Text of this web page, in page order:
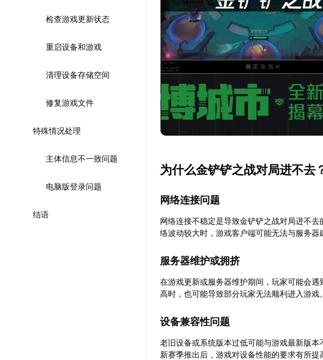
检查游戏更新状态
重启设备和游戏
清理设备存储空间
修复游戏文件
特殊情况处理
主体信息不一致问题
电脑版登录问题
结语
为什么金铲铲之战对局进不去
网络连接问题
网络连接不稳定是导致金铲铲之战对局进不
络波动较大时，游戏客户端可能无法与服务器
服务器维护或拥挤
在游戏更新或服务器维护期间，玩家可能会
高时，也可能导致部分玩家无法顺利进入游戏。
设备兼容性问题
老旧设备或系统版本过低可能与游戏最新版
新赛季推出后，游戏对设备性能的要求有所提